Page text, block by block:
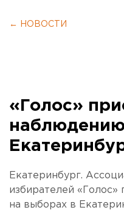
← НОВОСТИ
«Голос»
Екатеринбург.
избирателей
на выборах в